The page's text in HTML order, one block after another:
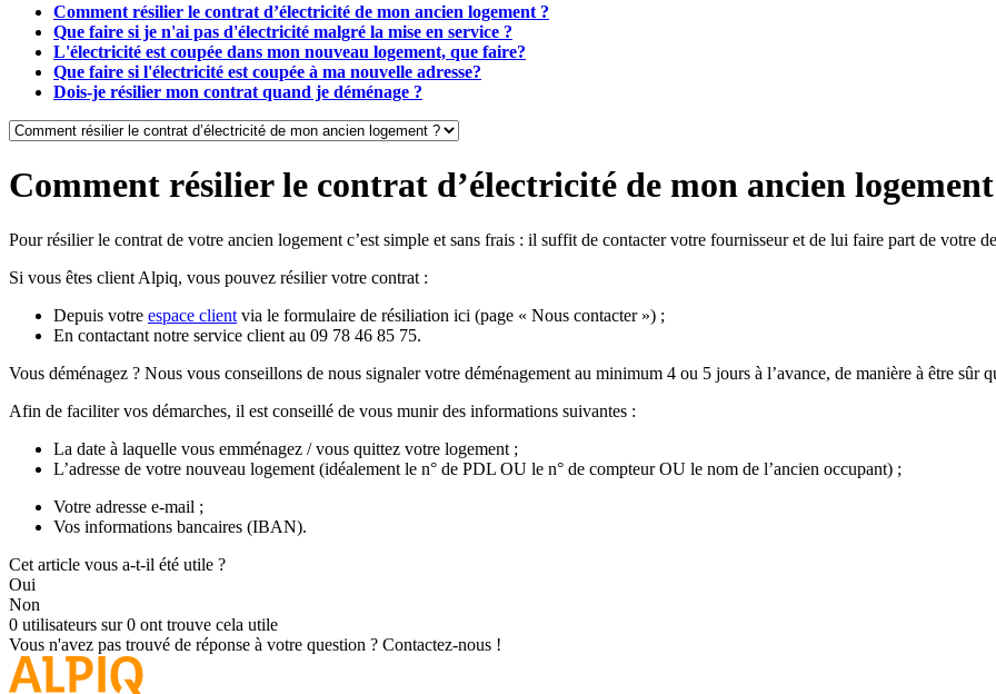
Comment résilier le contrat d’électricité de mon ancien logement ?
Que faire si je n'ai pas d'électricité malgré la mise en service ?
L'électricité est coupée dans mon nouveau logement, que faire?
Que faire si l'électricité est coupée à ma nouvelle adresse?
Dois-je résilier mon contrat quand je déménage ?
Comment résilier le contrat d’électricité de mon ancien
Pour résilier le contrat de votre ancien logement c’est simple et sans frais : il suffit de contacter votre fournisseur et de lui faire part de votre
Si vous êtes client Alpiq, vous pouvez résilier votre contrat :
Depuis votre espace client via le formulaire de résiliation ici (page « Nous contacter ») ;
En contactant notre service client au 09 78 46 85 75.
Vous déménagez ? Nous vous conseillons de nous signaler votre déménagement au minimum 4 ou 5 jours à l’avance, de manière à être sûr
Afin de faciliter vos démarches, il est conseillé de vous munir des informations suivantes :
La date à laquelle vous emménagez / vous quittez votre logement ;
L’adresse de votre nouveau logement (idéalement le n° de PDL OU le n° de compteur OU le nom de l’ancien occupant) ;
Votre adresse e-mail ;
Vos informations bancaires (IBAN).
Cet article vous a-t-il été utile ?
Oui
Non
0 utilisateurs sur 0 ont trouve cela utile
Vous n'avez pas trouvé de réponse à votre question ? Contactez-nous !